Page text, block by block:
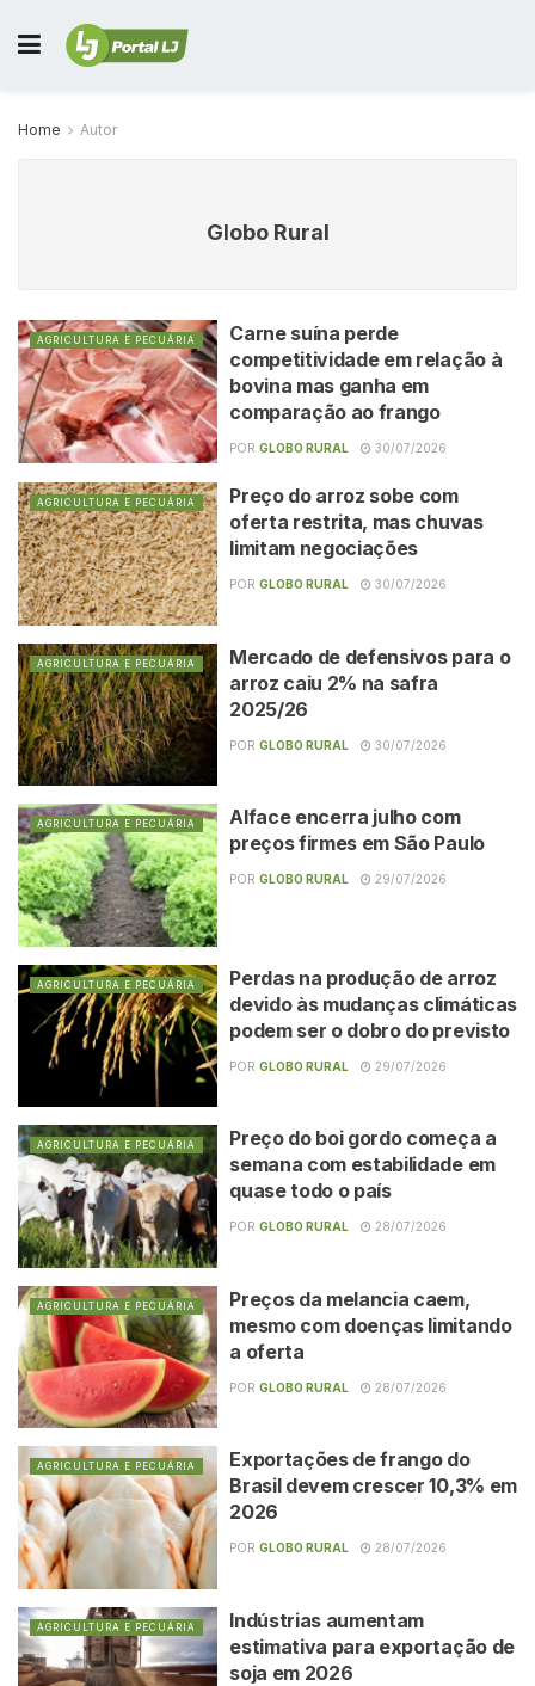
Home Autor
Globo Rural
AGRICULTURA E PECUÁRIA
Carne suína perde
competitividade em relação à
bovina mas ganha em
comparação ao frango
POR GLOBO RURAL 30/07/2026
AGRICULTURA E PECUÁRIA
Preço do arroz sobe com
oferta restrita, mas chuvas
limitam negociações
POR GLOBO RURAL 30/07/2026
AGRICULTURA E PECUÁRIA
Mercado de defensivos para o
arroz caiu 2% na safra
2025/26
POR GLOBO RURAL 30/07/2026
AGRICULTURA E PECUÁRIA
Alface encerra julho com
preços firmes em São Paulo
POR GLOBO RURAL 29/07/2026
AGRICULTURA E PECUÁRIA
Perdas na produção de arroz
devido às mudanças climáticas
podem ser o dobro do previsto
POR GLOBO RURAL 29/07/2026
AGRICULTURA E PECUÁRIA
Preço do boi gordo começa a
semana com estabilidade em
quase todo o país
POR GLOBO RURAL 28/07/2026
AGRICULTURA E PECUÁRIA
Preços da melancia caem,
mesmo com doenças limitando
a oferta
POR GLOBO RURAL 28/07/2026
AGRICULTURA E PECUÁRIA
Exportações de frango do
Brasil devem crescer 10,3% em
2026
POR GLOBO RURAL 28/07/2026
AGRICULTURA E PECUÁRIA
Indústrias aumentam
estimativa para exportação de
soja em 2026